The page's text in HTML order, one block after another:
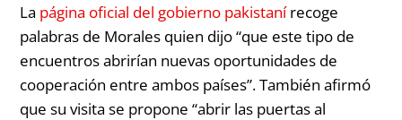
La página oficial del gobierno pakistanírecoge
palabras de Morales quien dijo“que este tipo de
encuentros abrirían nuevas oportunidades de
cooperación entre ambos países”. También afirmó
que su visita se propone “abrir las puertas al